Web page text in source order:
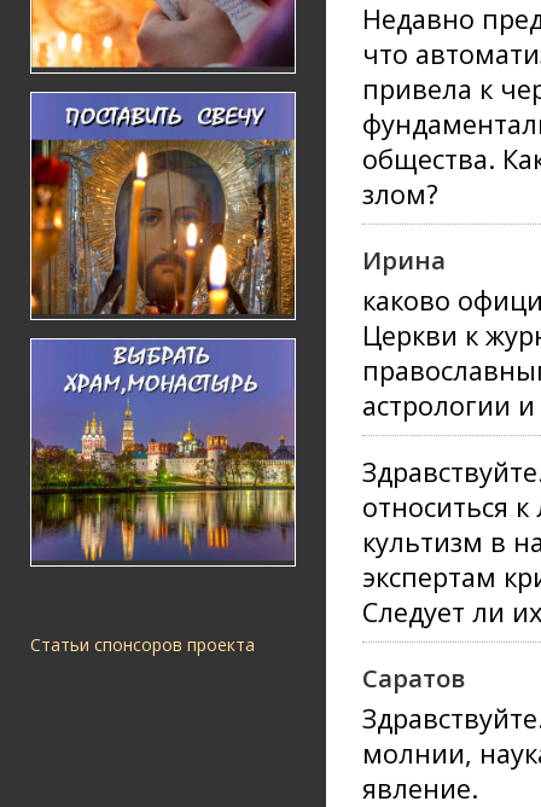
Статьи спонсоров проекта
Недавно
что
привела к
общества.
злом?
Ирина
каково
Церкви к
астрологии и
относиться
культизм в
экспертам
Следует ли
Саратов
молнии,
явление.